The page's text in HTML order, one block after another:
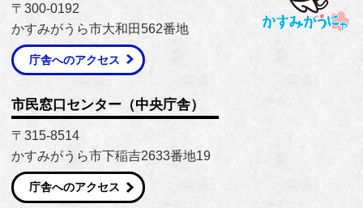
〒300-0192
かすみがうら市大和田562番地
庁舎へのアクセス
市民窓口センター（中央庁舎）
〒315-8514
かすみがうら市下稲吉2633番地19
庁舎へのアクセス